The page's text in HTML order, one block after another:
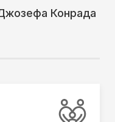
Джозефа Конрада